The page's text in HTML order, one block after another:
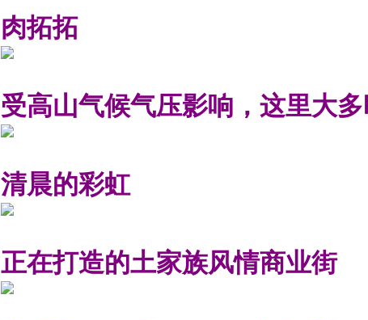
肉拓拓
受高山气候气压影响，这里大
清晨的彩虹
正在打造的土家族风情商业街